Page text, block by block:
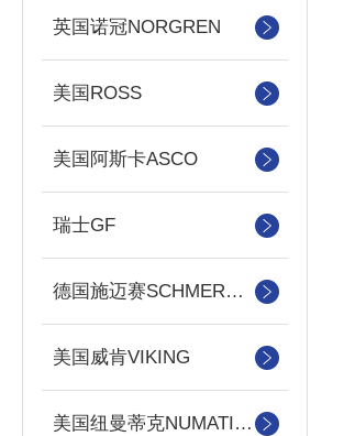
英国诺冠NORGREN
美国ROSS
美国阿斯卡ASCO
瑞士GF
德国施迈赛SCHMERSAL
美国威肯VIKING
美国纽曼蒂克NUMATICS